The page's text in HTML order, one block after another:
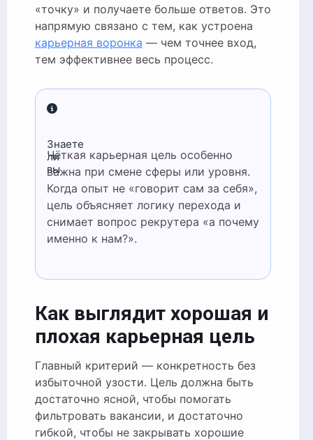
«точку» и получаете больше ответов. Это
напрямую связано с тем, как устроена
карьерная воронка — чем точнее вход,
тем эффективнее весь процесс.
Знаете
ли
вы
Чёткая карьерная цель особенно
важна при смене сферы или уровня.
Когда опыт не «говорит сам за себя»,
цель объясняет логику перехода и
снимает вопрос рекрутера «а почему
именно к нам?».
Как выглядит хорошая и
плохая карьерная цель
Главный критерий — конкретность без
избыточной узости. Цель должна быть
достаточно ясной, чтобы помогать
фильтровать вакансии, и достаточно
гибкой, чтобы не закрывать хорошие